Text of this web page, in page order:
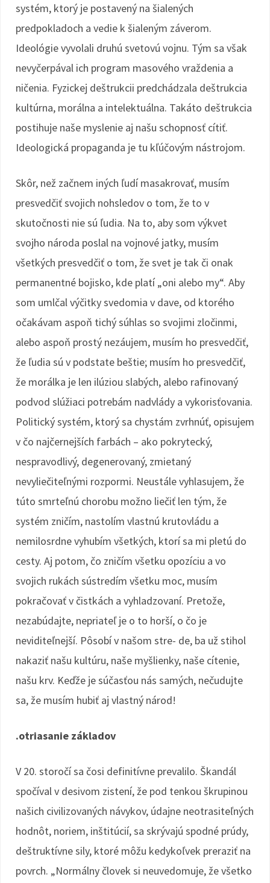
systém, ktorý je postavený na šialených
predpokladoch a vedie k šialeným záverom.
Ideológie vyvolali druhú svetovú vojnu. Tým sa však
nevyčerpával ich program masového vraždenia a
ničenia. Fyzickej deštrukcii predchádzala deštrukcia
kultúrna, morálna a intelektuálna. Takáto deštrukcia
postihuje naše myslenie aj našu schopnosť cítiť.
Ideologická propaganda je tu kľúčovým nástrojom.
Skôr, než začnem iných ľudí masakrovať, musím
presvedčiť svojich nohsledov o tom, že to v
skutočnosti nie sú ľudia. Na to, aby som výkvet
svojho národa poslal na vojnové jatky, musím
všetkých presvedčiť o tom, že svet je tak či onak
permanentné bojisko, kde platí „oni alebo my“. Aby
som umlčal výčitky svedomia v dave, od ktorého
očakávam aspoň tichý súhlas so svojimi zločinmi,
alebo aspoň prostý nezáujem, musím ho presvedčiť,
že ľudia sú v podstate beštie; musím ho presvedčiť,
že morálka je len ilúziou slabých, alebo rafinovaný
podvod slúžiaci potrebám nadvlády a vykorisťovania.
Politický systém, ktorý sa chystám zvrhnúť, opisujem
v čo najčernejších farbách – ako pokrytecký,
nespravodlivý, degenerovaný, zmietaný
nevyliečiteľnými rozpormi. Neustále vyhlasujem, že
túto smrteľnú chorobu možno liečiť len tým, že
systém zničím, nastolím vlastnú krutovládu a
nemilosrdne vyhubím všetkých, ktorí sa mi pletú do
cesty. Aj potom, čo zničím všetku opozíciu a vo
svojich rukách sústredím všetku moc, musím
pokračovať v čistkách a vyhladzovaní. Pretože,
nezabúdajte, nepriateľ je o to horší, o čo je
neviditeľnejší. Pôsobí v našom stre- de, ba už stihol
nakaziť našu kultúru, naše myšlienky, naše cítenie,
našu krv. Keďže je súčasťou nás samých, nečudujte
sa, že musím hubiť aj vlastný národ!
.otriasanie základov
V 20. storočí sa čosi definitívne prevalilo. Škandál
spočíval v desivom zistení, že pod tenkou škrupinou
našich civilizovaných návykov, údajne neotrasiteľných
hodnôt, noriem, inštitúcií, sa skrývajú spodné prúdy,
deštruktívne sily, ktoré môžu kedykoľvek preraziť na
povrch. „Normálny človek si neuvedomuje, že všetko